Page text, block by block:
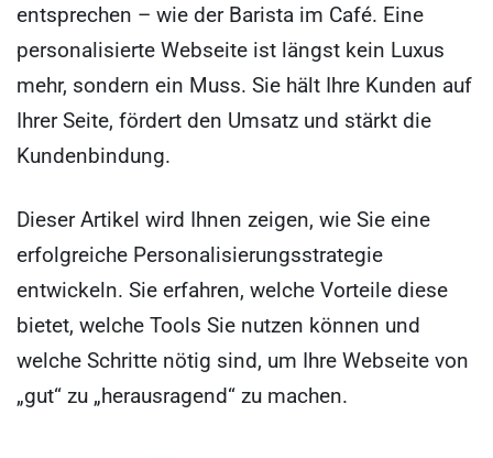
entsprechen – wie der Barista im Café. Eine
personalisierte Webseite ist längst kein Luxus
mehr, sondern ein Muss. Sie hält Ihre Kunden auf
Ihrer Seite, fördert den Umsatz und stärkt die
Kundenbindung.
Dieser Artikel wird Ihnen zeigen, wie Sie eine
erfolgreiche Personalisierungsstrategie
entwickeln. Sie erfahren, welche Vorteile diese
bietet, welche Tools Sie nutzen können und
welche Schritte nötig sind, um Ihre Webseite von
„gut“ zu „herausragend“ zu machen.